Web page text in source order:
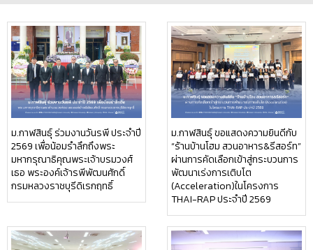
ม.กาฬสินธุ์ ร่วมงานวันรพี ประจำปี
2569 เพื่อน้อมรำลึกถึงพระ
มหากรุณาธิคุณพระเจ้าบรมวงศ์
เธอ พระองค์เจ้ารพีพัฒนศักดิ์
กรมหลวงราชบุรีดิเรกฤทธิ์
ม.กาฬสินธุ์ ขอแสดงความยินดีกับ
“ร้านบ้านโฮม สวนอาหาร&รีสอร์ท”
ผ่านการคัดเลือกเข้าสู่กระบวนการ
พัฒนาเร่งการเติบโต
(Acceleration)ในโครงการ
THAI-RAP ประจำปี 2569